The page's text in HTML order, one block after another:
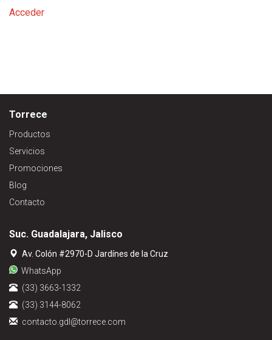
Acceder
Torrece
Productos
Servicios
Promociones
Blog
Contacto
Suc. Guadalajara, Jalisco
Av. Colón #2970-D Jardínes de la Cruz
WhatsApp
(33) 3663-1332
(33) 3144-8062
contacto.gdl@torrece.com